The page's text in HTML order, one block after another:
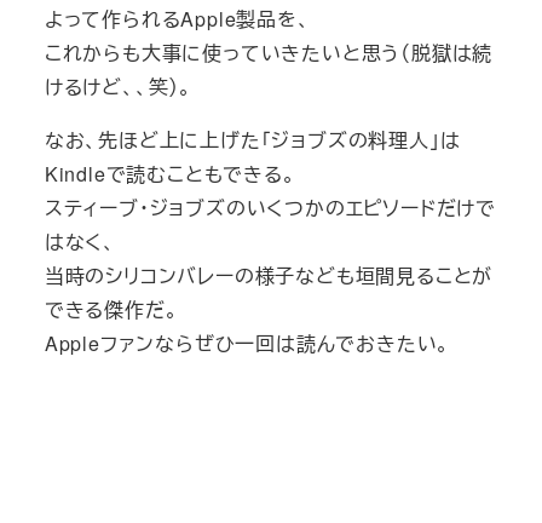
よって作られるApple製品を、
これからも大事に使っていきたいと思う（脱獄は続
けるけど、、笑）。
なお、先ほど上に上げた「ジョブズの料理人」は
Kindleで読むこともできる。
スティーブ・ジョブズのいくつかのエピソードだけで
はなく、
当時のシリコンバレーの様子なども垣間見ることが
できる傑作だ。
Appleファンならぜひ一回は読んでおきたい。